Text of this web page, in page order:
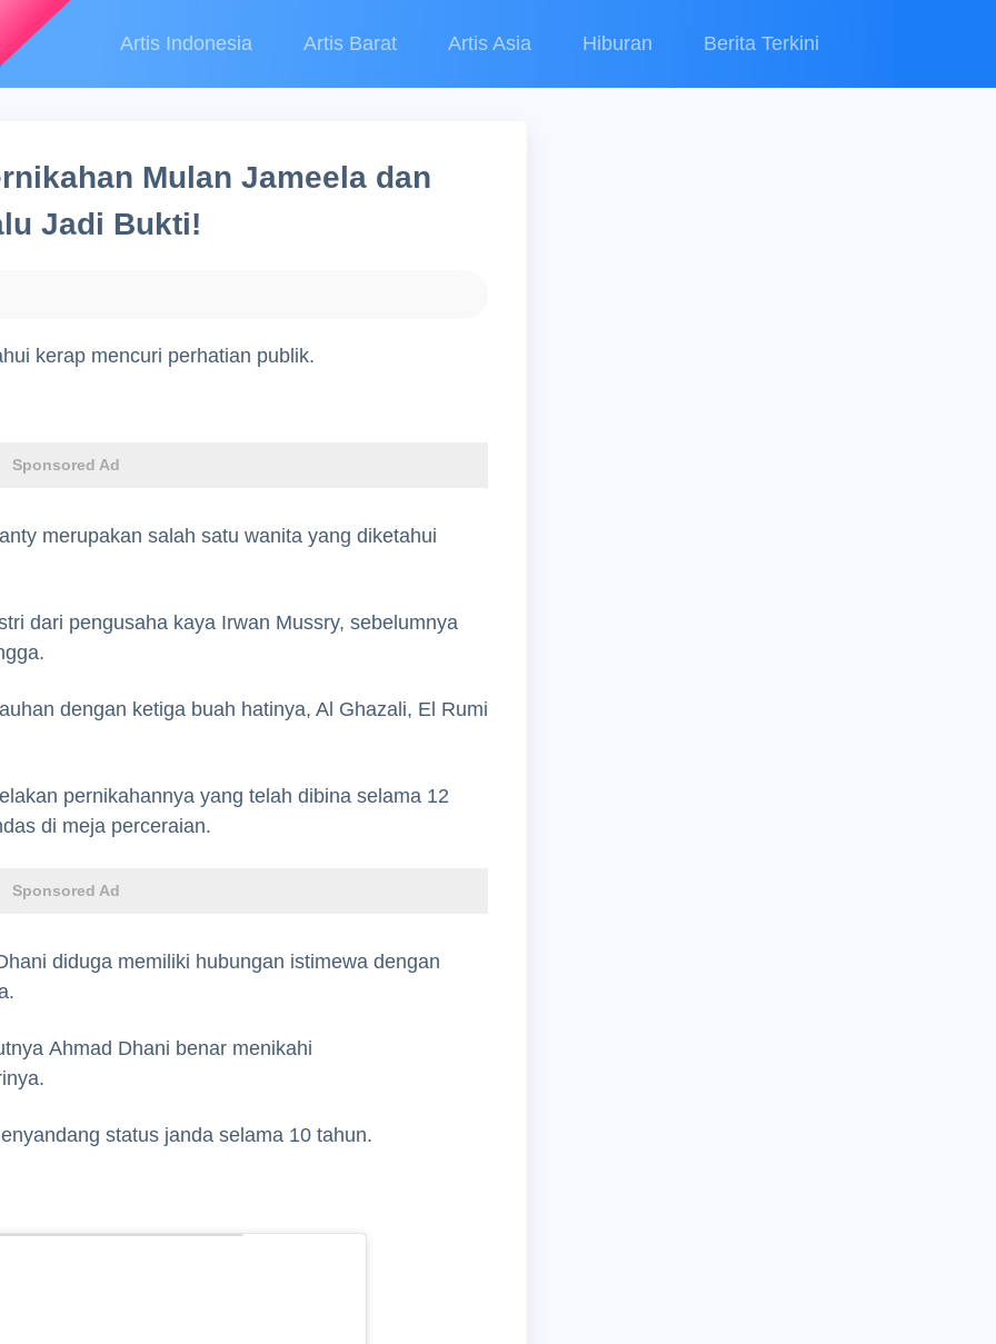
Artis Indonesia Artis Barat Artis Asia Hiburan Berita Terkini
Mulan Jameela dan
Jadi Bukti!
kerap mencuri perhatian publik.
Sponsored Ad
merupakan salah satu wanita yang diketahui
dari pengusaha kaya Irwan Mussry, sebelumnya
dengan ketiga buah hatinya, Al Ghazali, El Rumi
pernikahannya yang telah dibina selama 12
di meja perceraian.
Sponsored Ad
diduga memiliki hubungan istimewa dengan
Ahmad Dhani benar menikahi
status janda selama 10 tahun.